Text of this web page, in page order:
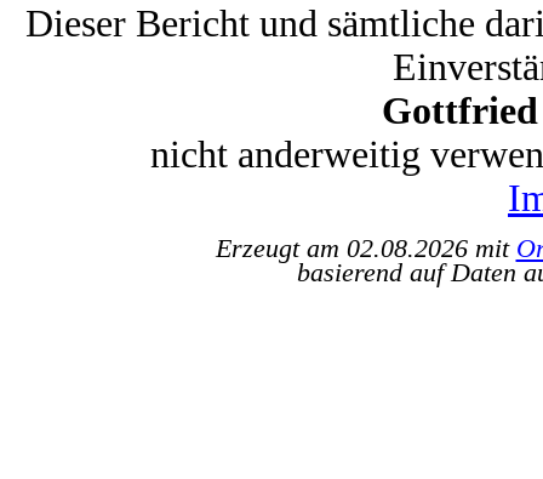
Dieser Bericht und sämtliche
Gottfried
nicht anderweitig
Erzeugt am 02.08.2026 mit
basierend auf Daten